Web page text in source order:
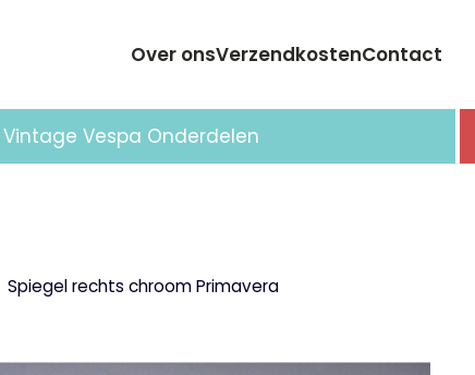
Over onsVerzendkostenContact
Vintage Vespa Onderdelen
Spiegel rechts chroom Primavera